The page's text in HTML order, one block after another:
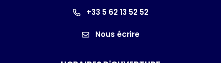
+33 5 62 13 52 52
Nous écrire